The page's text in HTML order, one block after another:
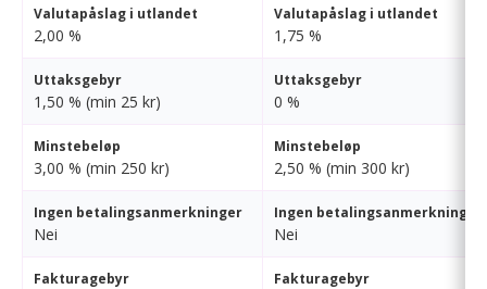
Valutapåslag i utlandet
2,00 %
Valutapåslag i utlandet
1,75 %
Uttaksgebyr
1,50 % (min 25 kr)
Uttaksgebyr
0 %
Minstebeløp
3,00 % (min 250 kr)
Minstebeløp
2,50 % (min 300 kr)
Ingen betalingsanmerkninger
Nei
Ingen betalingsanmerkninger
Nei
Fakturagebyr Fakturagebyr